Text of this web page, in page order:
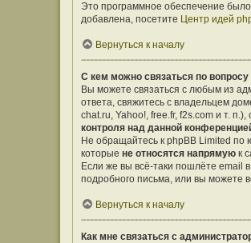
Это программное обеспечение
добавлена, посетите Центр идей
Вернуться к началу
С кем можно связаться по
Вы можете связаться с любым из
ответа, свяжитесь с владельцем
chat.ru, Yahoo!, free.fr, f2s.com и т.
контроля над данной
Не обращайтесь к phpBB Limited по
которые не относятся напрямую к
Если же вы всё-таки пошлёте email
подробного письма, или вы можете
Вернуться к началу
Как мне связаться с